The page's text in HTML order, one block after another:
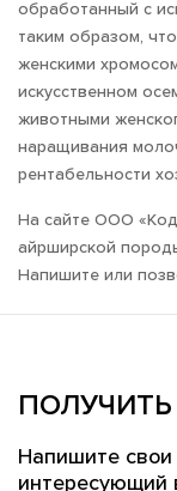
обработанный с
таким образом,
женскими
искусственном
животными
наращивания
рентабельности
На сайте ООО
айрширской
Напишите или
Напишите свои
интересующий